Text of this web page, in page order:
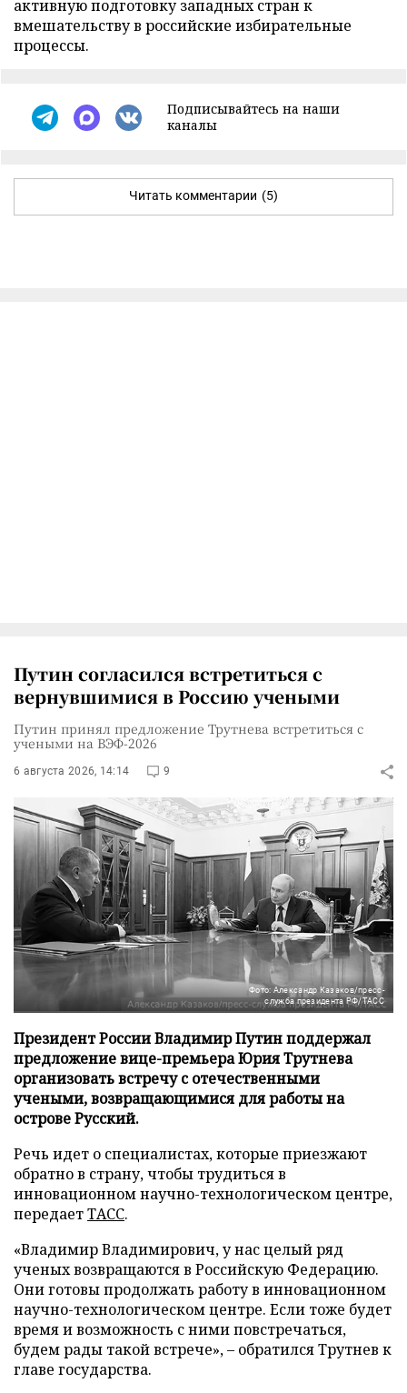
активную подготовку западных стран к
вмешательству в российские избирательные
процессы.
Подписывайтесь на наши
каналы
Читать комментарии (5)
Путин согласился встретиться с
вернувшимися в Россию учеными
Путин принял предложение Трутнева встретиться с
учеными на ВЭФ-2026
6 августа 2026, 14:14 9
Фото: Александр Казаков/пресс-
служба президента РФ/ТАСС
Президент России Владимир Путин поддержал
предложение вице-премьера Юрия Трутнева
организовать встречу с отечественными
учеными, возвращающимися для работы на
острове Русский.
Речь идет о специалистах, которые приезжают
обратно в страну, чтобы трудиться в
инновационном научно-технологическом центре,
передаетТАСС.
«Владимир Владимирович, у нас целый ряд
ученых возвращаются в Российскую Федерацию.
Они готовы продолжать работу в инновационном
научно-технологическом центре. Если тоже будет
время и возможность с ними повстречаться,
будем рады такой встрече», – обратился Трутнев к
главе государства.